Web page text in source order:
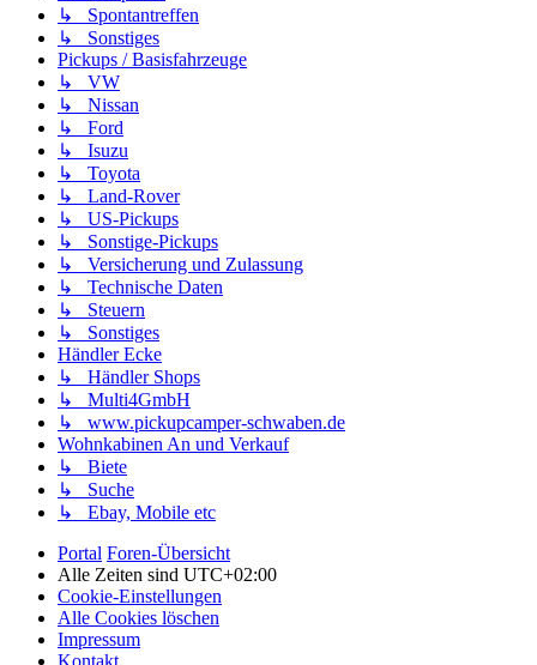
↳ Spontantreffen
↳ Sonstiges
Pickups / Basisfahrzeuge
↳ VW
↳ Nissan
↳ Ford
↳ Isuzu
↳ Toyota
↳ Land-Rover
↳ US-Pickups
↳ Sonstige-Pickups
↳ Versicherung und Zulassung
↳ Technische Daten
↳ Steuern
↳ Sonstiges
Händler Ecke
↳ Händler Shops
↳ Multi4GmbH
↳ www.pickupcamper-schwaben.de
Wohnkabinen An und Verkauf
↳ Biete
↳ Suche
↳ Ebay, Mobile etc
Portal Foren-Übersicht
Alle Zeiten sind UTC+02:00
Cookie-Einstellungen
Alle Cookies löschen
Impressum